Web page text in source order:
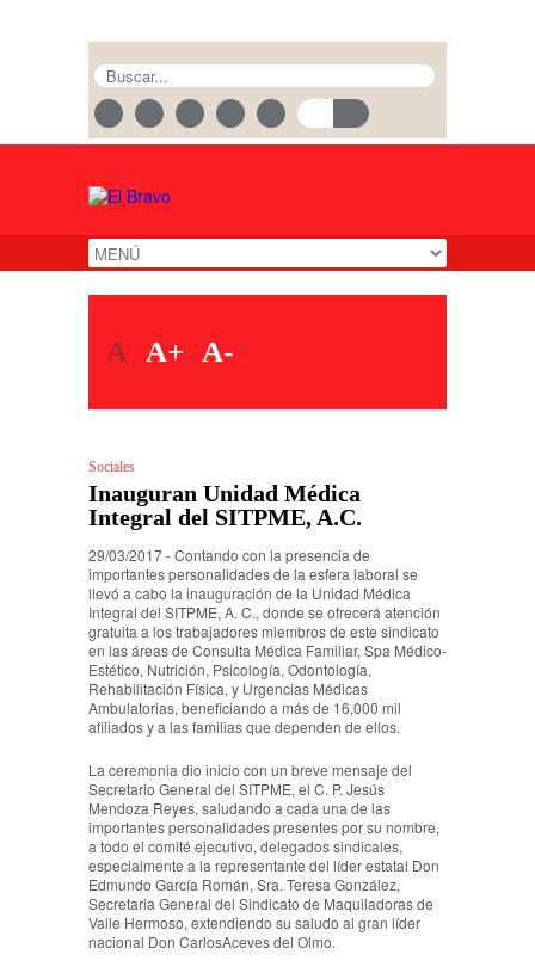
A A+ A-
Sociales
Inauguran Unidad Médica
Integral del SITPME, A.C.
29/03/2017 - Contando con la presencia de
importantes personalidades de la esfera laboral se
llevó a cabo la inauguración de la Unidad Médica
Integral del SITPME, A. C., donde se ofrecerá atención
gratuita a los trabajadores miembros de este sindicato
en las áreas de Consulta Médica Familiar, Spa Médico-
Estético, Nutrición, Psicología, Odontología,
Rehabilitación Física, y Urgencias Médicas
Ambulatorias, beneficiando a más de 16,000 mil
afiliados y a las familias que dependen de ellos.
La ceremonia dio inicio con un breve mensaje del
Secretario General del SITPME, el C. P. Jesús
Mendoza Reyes, saludando a cada una de las
importantes personalidades presentes por su nombre,
a todo el comité ejecutivo, delegados sindicales,
especialmente a la representante del líder estatal Don
Edmundo García Román, Sra. Teresa González,
Secretaria General del Sindicato de Maquiladoras de
Valle Hermoso, extendiendo su saludo al gran líder
nacional Don CarlosAceves del Olmo.